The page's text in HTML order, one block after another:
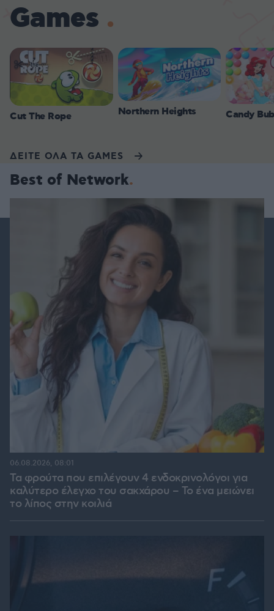
Games
Cut The Rope Northern Heights Candy
ΔΕΙΤΕ ΟΛΑ ΤΑ GAMES
Best of Network
Τα φρούτα που επιλέγουν 4 ενδοκρινολόγοι για
καλύτερο έλεγχο του σακχάρου – Το ένα μειώνει
το λίπος στην κοιλιά
06.08.2026, 08:01